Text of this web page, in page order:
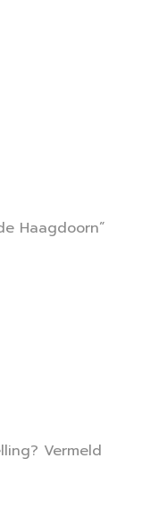
Haagdoorn”
Vermeld